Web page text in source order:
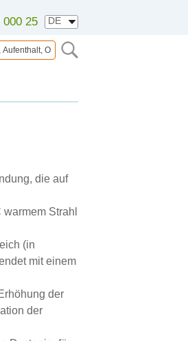
000 25
die auf
Strahl
(in
mit einem
der
der